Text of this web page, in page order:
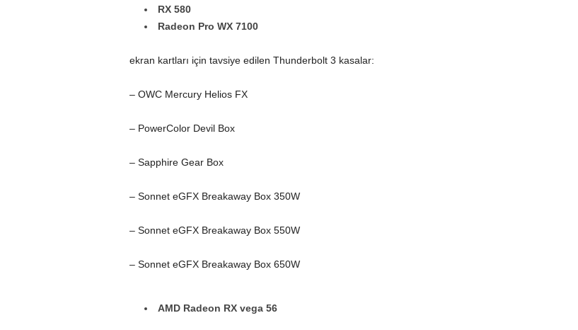
RX 580
Radeon Pro WX 7100
ekran kartları için tavsiye edilen Thunderbolt 3 kasalar:
– OWC Mercury Helios FX
– PowerColor Devil Box
– Sapphire Gear Box
– Sonnet eGFX Breakaway Box 350W
– Sonnet eGFX Breakaway Box 550W
– Sonnet eGFX Breakaway Box 650W
AMD Radeon RX vega 56